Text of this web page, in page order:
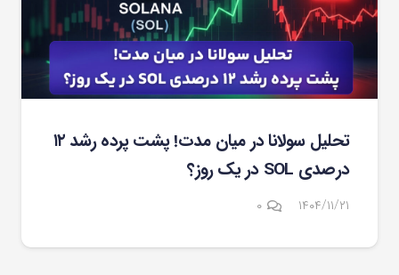
تحلیل سولانا در میان مدت! پشت پرده رشد ۱۲
درصدی SOL در یک روز؟
۱۴۰۴/۱۱/۲۱ ۰